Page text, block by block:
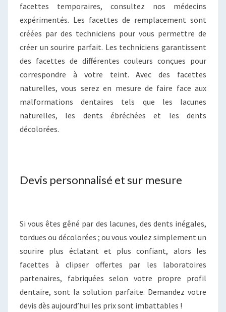
facettes temporaires, consultez nos médecins
expérimentés. Les facettes de remplacement sont
créées par des techniciens pour vous permettre de
créer un sourire parfait. Les techniciens garantissent
des facettes de différentes couleurs conçues pour
correspondre à votre teint. Avec des facettes
naturelles, vous serez en mesure de faire face aux
malformations dentaires tels que les lacunes
naturelles, les dents ébréchées et les dents
décolorées.
Devis personnalisé et sur mesure
Si vous êtes gêné par des lacunes, des dents inégales,
tordues ou décolorées ; ou vous voulez simplement un
sourire plus éclatant et plus confiant, alors les
facettes à clipser offertes par les laboratoires
partenaires, fabriquées selon votre propre profil
dentaire, sont la solution parfaite. Demandez votre
devis dès aujourd’hui les prix sont imbattables !